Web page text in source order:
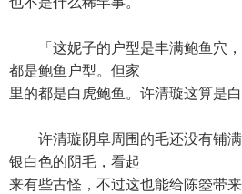
「这妮子的户型是丰满鲍鱼穴，
都是鲍鱼户型。但家
里的都是白虎鲍鱼。许清璇这算是白
许清璇阴阜周围的毛还没有铺满
银白色的阴毛，看起
来有些古怪，不过这也能给陈箜带来